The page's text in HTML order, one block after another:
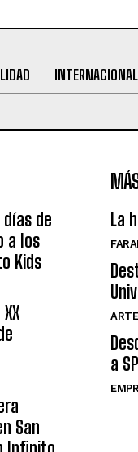
de
a los
Kids
San
La
a